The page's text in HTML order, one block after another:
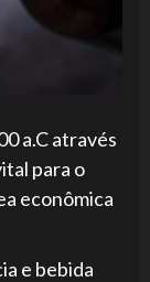
a.C através
para o
econômica
e bebida